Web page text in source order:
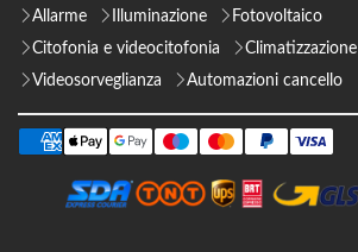
Allarme
Illuminazione
Fotovoltaico
Citofonia e videocitofonia
Climatizzazione
Videosorveglianza
Automazioni cancello